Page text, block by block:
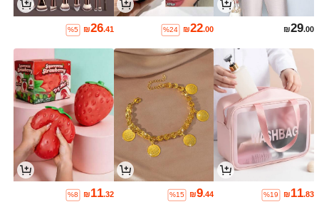
₪29.00
₪22.00
%24
₪26.41
%5
₪11.83
%19
₪9.44
%15
₪11.32
%8